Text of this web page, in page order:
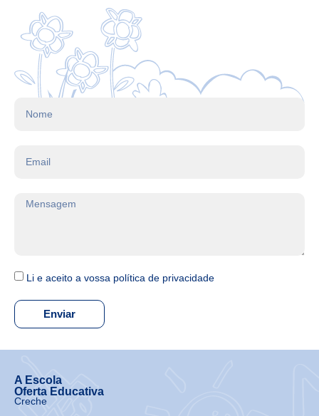
Li e aceito a vossa política de privacidade
Enviar
A Escola
Oferta Educativa
Creche